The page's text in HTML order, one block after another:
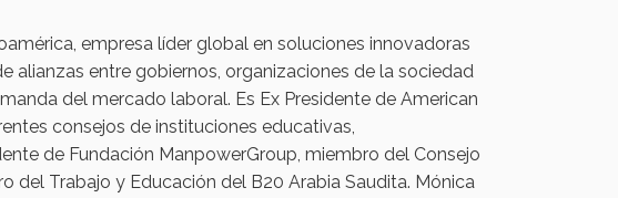
empresa líder global en soluciones innovadoras
alianzas entre gobiernos, organizaciones de la sociedad
del mercado laboral. Es Ex Presidente de American
consejos de instituciones educativas,
de Fundación ManpowerGroup, miembro del Consejo
del Trabajo y Educación del B20 Arabia Saudita. Mónica